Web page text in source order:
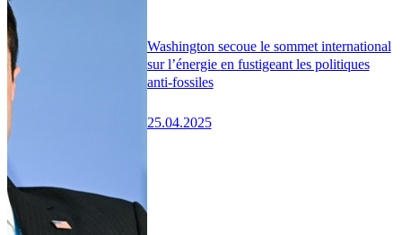
Washington secoue le sommet international
sur l’énergie en fustigeant les politiques
anti-fossiles
25.04.2025